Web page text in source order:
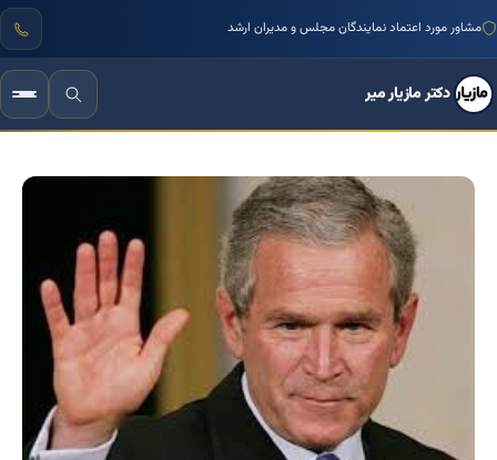
مشاور مورد اعتماد نمایندگان مجلس و مدیران ارشد
دکتر مازیار میر